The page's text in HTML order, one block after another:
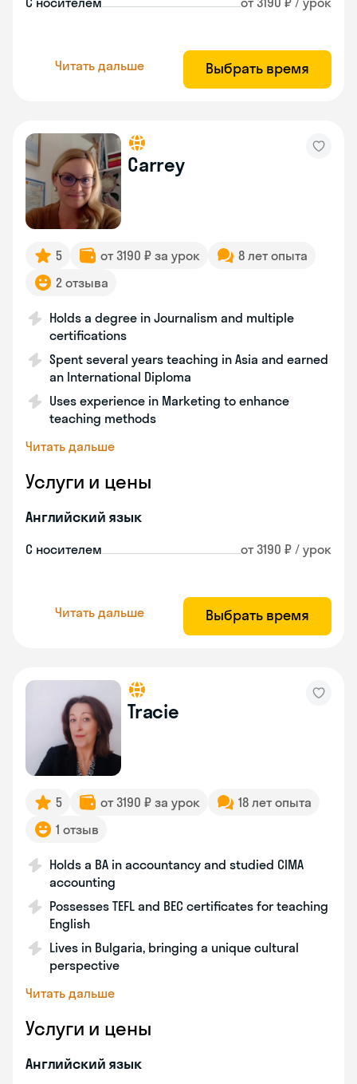
Читать дальше Выбрать время
Carrey
5 от 3190 ₽ за урок
8 лет опыта
2 отзыва
Holds a degree in Journalism and multiple
certifications
Spent several years teaching in Asia and earned
an International Diploma
Uses experience in Marketing to enhance
teaching methods
Читать дальше
Услуги и цены
Английский язык
С носителем от 3190 ₽ / урок
Читать дальше Выбрать время
Tracie
5 от 3190 ₽ за урок
18 лет опыта
1 отзыв
Holds a BA in accountancy and studied CIMA
accounting
Possesses TEFL and BEC certificates for teaching
English
Lives in Bulgaria, bringing a unique cultural
perspective
Читать дальше
Услуги и цены
Английский язык